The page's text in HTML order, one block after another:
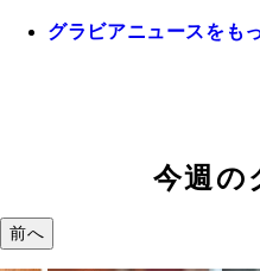
グラビアニュースをも
今週の
前へ